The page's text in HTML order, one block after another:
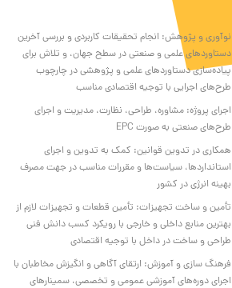
نوآوری و پژوهش: انجام تحقیقات کاربردی و بررسی آخرین
دستاوردهای علمی و صنعتی در سطح جهان، و تلاش برای
پیاده‌سازی دستاوردهای علمی و پژوهشی در چارچوب
طرح‌های اجرایی با توجیه اقتصادی مناسب
اجرای پروژه: مشاوره، طراحی، نظارت، مدیریت و اجرای
طرح‌های صنعتی به صورت EPC
همکاری در تدوین قوانین: کمک به تدوین و اجرای
استانداردها، سیاست‌ها و مقررات مناسب در جهت مصرف
بهینه انرژی در کشور
تأمین و ساخت تجهیزات: تأمین قطعات و تجهیزات لازم از
بهترین منابع داخلی و خارجی با رویکرد کسب دانش فنی
طراحی و ساخت در داخل با توجیه اقتصادی
فرهنگ ‌سازی و آموزش: ارتقای آگاهی و انگیزش مخاطبان با
اجرای دوره‌های آموزشی عمومی و تخصصی، سمینارهای